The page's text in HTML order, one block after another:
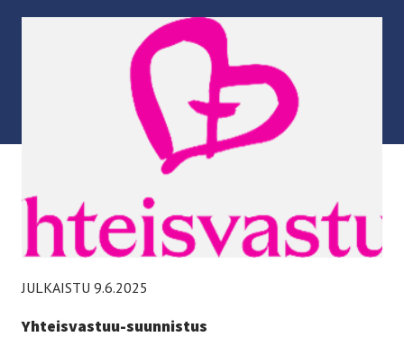
JULKAISTU 9.6.2025
Yhteisvastuu-suunnistus